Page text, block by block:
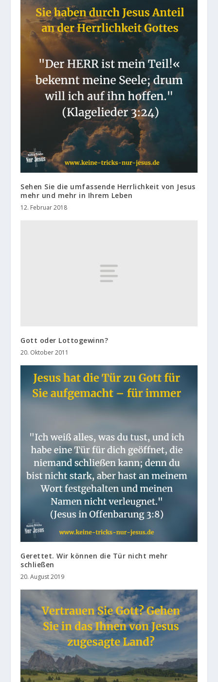
Sehen Sie die umfassende Herrlichkeit von Jesus
mehr und mehr in Ihrem Leben
12. Februar 2018
Gott oder Lottogewinn?
20. Oktober 2011
Gerettet. Wir können die Tür nicht mehr
schließen
20. August 2019